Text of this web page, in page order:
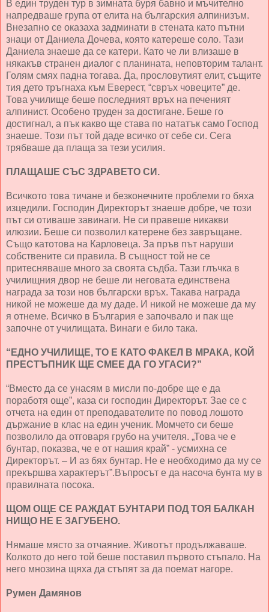
В един труден тур в зимната буря бавно и мъчително
напредваше група от елита на българския алпинизъм.
Внезапно се оказаха задминати в стената като пътни
знаци от Даниела Дочева, която катереше соло. Тази
Даниела знаеше да се катери. Като че ли влизаше в
някакъв странен диалог с планината, неповторим талант.
Голям смях падна тогава. Да, прословутият елит, същите
тия дето тръгнаха към Еверест, “свръх човеците” де.
Това училище беше последният връх на печеният
алпинист. Особено труден за достигане. Беше го
достигнал, а пък какво ще става по нататък само Господ
знаеше. Този път той даде всичко от себе си. Сега
трябваше да плаща за тези усилия.
ПЛАЩАШЕ СЪС ЗДРАВЕТО СИ.
Всичкото това тичане и безконечните проблеми го бяха
изцедили. Господин Директорът знаеше добре, че този
път си отиваше завинаги. Не си правеше никакви
илюзии. Беше си позволил катерене без завръщане.
Също катотова на Карловеца. За пръв път наруши
собствените си правила. В същност той не се
притесняваше много за своята съдба. Тази глъчка в
училищния двор не беше ли неговата единствена
награда за този нов български връх. Такава награда
никой не можеше да му даде. И никой не можеше да му
я отнеме. Всичко в България е започвало и пак ще
започне от училищата. Винаги е било така.
“ЕДНО УЧИЛИЩЕ, ТО Е КАТО ФАКЕЛ В МРАКА, КОЙ
ПРЕСТЪПНИК ЩЕ СМЕЕ ДА ГО УГАСИ?”
“Вместо да се унасям в мисли по-добре ще е да
поработя още”, каза си господин Директорът. Зае се с
отчета на един от преподавателите по повод лошото
държание в клас на един ученик. Момчето си беше
позволило да отговаря грубо на учителя. „Това че е
бунтар, показва, че е от нашия край” - усмихна се
Директорът. – И аз бях бунтар. Не е необходимо да му се
прекършва характерът”.Въпросът е да насоча бунта му в
правилната посока.
ЩОМ ОЩЕ СЕ РАЖДАТ БУНТАРИ ПОД ТОЯ БАЛКАН
НИЩО НЕ Е ЗАГУБЕНО.
Нямаше място за отчаяние. Животът продължаваше.
Колкото до него той беше поставил първото стъпало. На
него мнозина щяха да стъпят за да поемат нагоре.
Румен Дамянов